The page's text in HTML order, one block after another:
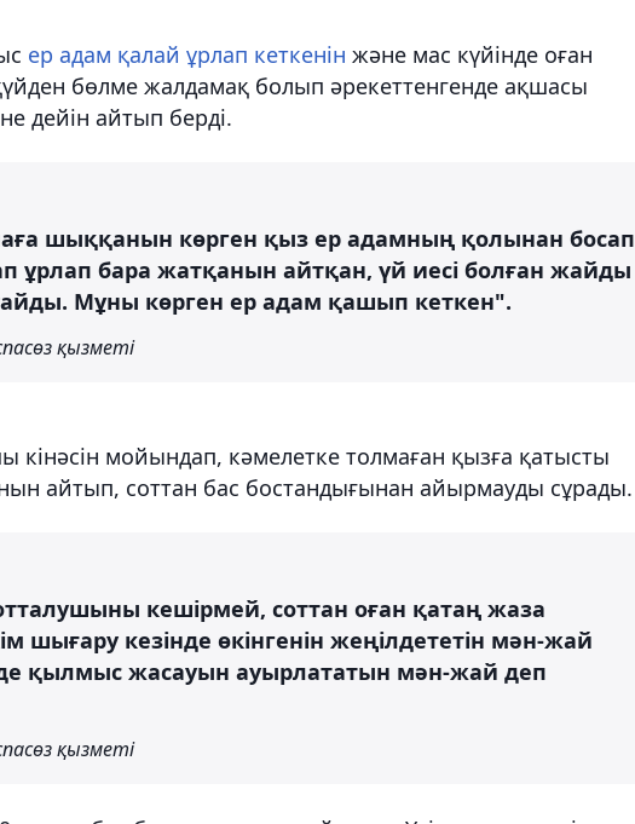
ер адам қалай ұрлап кеткенін және мас күйінде оған
бөлме жалдамақ болып әрекеттенгенде ақшасы
дейін айтып берді.
шыққанын көрген қыз ер адамның қолынан босап
ұрлап бара жатқанын айтқан, үй иесі болған жайды
Мұны көрген ер адам қашып кеткен".
қызметі
кінәсін мойындап, кәмелетке толмаған қызға қатысты
айтып, соттан бас бостандығынан айырмауды сұрады.
кешірмей, соттан оған қатаң жаза
шығару кезінде өкінгенін жеңілдететін мән-жай
қылмыс жасауын ауырлататын мән-жай деп
қызметі